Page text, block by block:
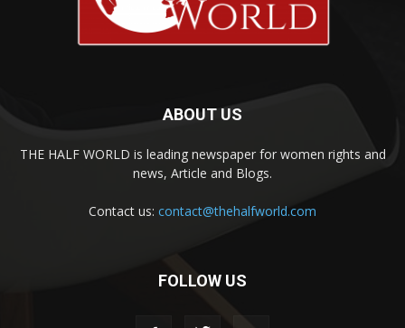
ABOUT US
THE HALF WORLD is leading newspaper for women rights and
news, Article and Blogs.
Contact us: contact@thehalfworld.com
FOLLOW US